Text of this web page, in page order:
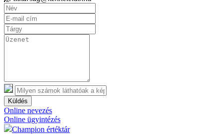
Küldés
Online nevezés
Online ügyintézés
Champion értéktár